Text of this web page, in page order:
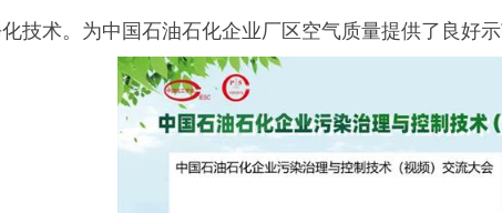
技术。为中国石油石化企业厂区空气质量提供了良好示